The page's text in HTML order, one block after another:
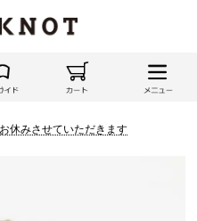
休みさせていただきます